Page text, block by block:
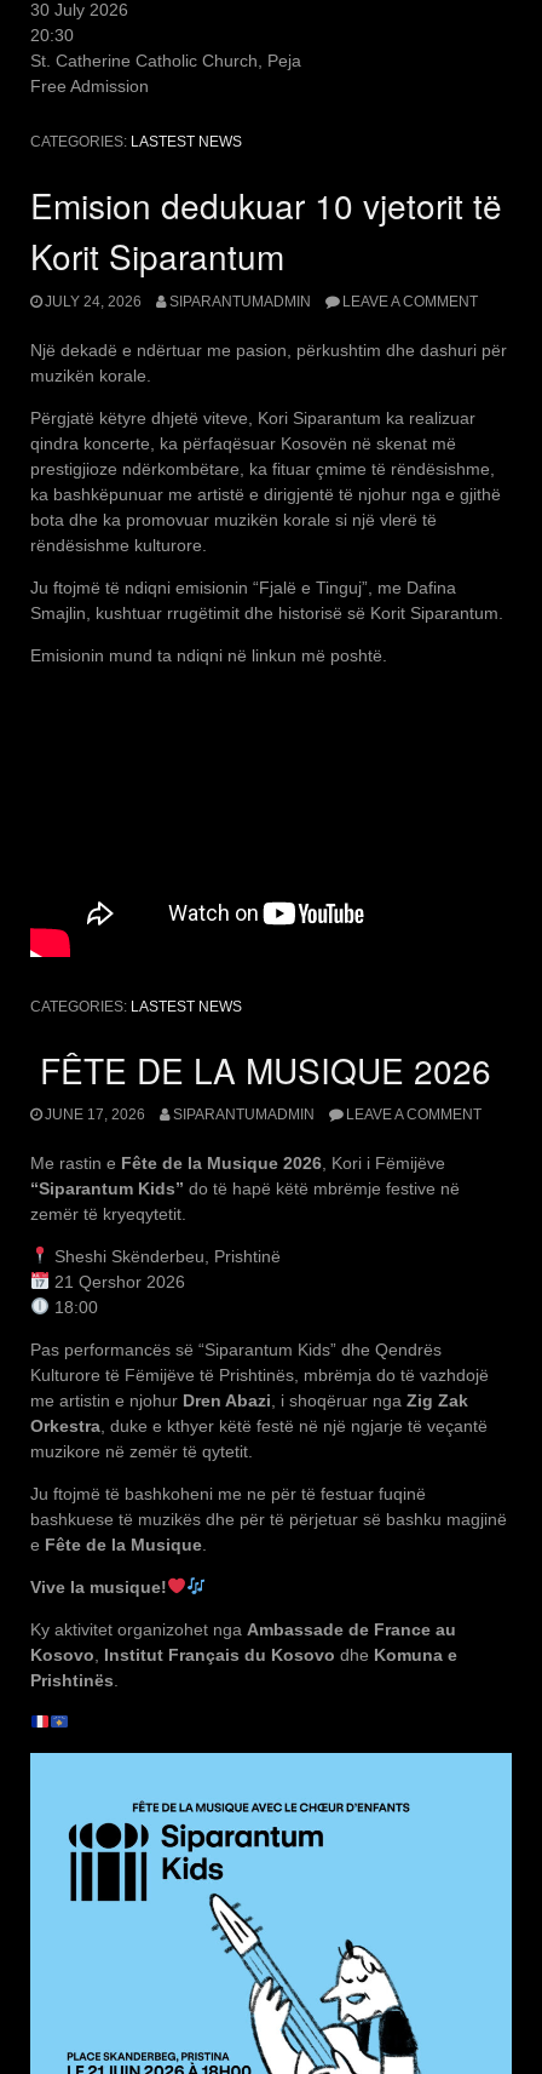
30 July 2026
20:30
St. Catherine Catholic Church, Peja
Free Admission
CATEGORIES: LASTEST NEWS
Emision dedukuar 10 vjetorit të
Korit Siparantum
JULY 24, 2026 SIPARANTUMADMIN LEAVE A COMMENT
Një dekadë e ndërtuar me pasion, përkushtim dhe dashuri për
muzikën korale.
Përgjatë këtyre dhjetë viteve, Kori Siparantum ka realizuar
qindra koncerte, ka përfaqësuar Kosovën në skenat më
prestigjioze ndërkombëtare, ka fituar çmime të rëndësishme,
ka bashkëpunuar me artistë e dirigjentë të njohur nga e gjithë
bota dhe ka promovuar muzikën korale si një vlerë të
rëndësishme kulturore.
Ju ftojmë të ndiqni emisionin “Fjalë e Tinguj”, me Dafina
Smajlin, kushtuar rrugëtimit dhe historisë së Korit Siparantum.
Emisionin mund ta ndiqni në linkun më poshtë.
CATEGORIES: LASTEST NEWS
FÊTE DE LA MUSIQUE 2026
JUNE 17, 2026 SIPARANTUMADMIN LEAVE A COMMENT
Me rastin e Fête de la Musique 2026 , Kori i Fëmijëve
“Siparantum Kids” do të hapë këtë mbrëmje festive në
zemër të kryeqytetit.
Sheshi Skënderbeu, Prishtinë
21 Qershor 2026
18:00
Pas performancës së “Siparantum Kids” dhe Qendrës
Kulturore të Fëmijëve të Prishtinës, mbrëmja do të vazhdojë
me artistin e njohur Dren Abazi , i shoqëruar nga Zig Zak
Orkestra , duke e kthyer këtë festë në një ngjarje të veçantë
muzikore në zemër të qytetit.
Ju ftojmë të bashkoheni me ne për të festuar fuqinë
bashkuese të muzikës dhe për të përjetuar së bashku magjinë
e Fête de la Musique
Vive la musique!
Ky aktivitet organizohet nga Ambassade de France au
Kosovo
Institut Français du Kosovo dhe Komuna e
Prishtinës